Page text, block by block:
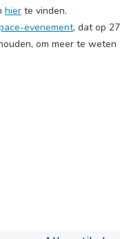
hier te vinden.
evenement, dat op 27
om meer te weten